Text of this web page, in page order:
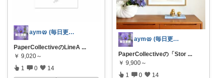
aym🥨 (毎日更新してます🙌)
PaperCollectiveのLineA ...
￥ 9,020～
1 0 14
aym🥨 (毎日更新してます🙌)
PaperCollectiveの「Stor ...
￥ 9,900～
1 0 14